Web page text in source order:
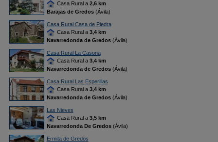
Casa Rural a 2,6 km
Barajas de Gredos(Ávila)
Casa Rural Casa de Piedra
Casa Rural a 3,4 km
Navarredonda de Gredos(Ávila)
Casa Rural La Casona
Casa Rural a 3,4 km
Navarredonda de Gredos(Ávila)
Casa Rural Las Esperillas
Casa Rural a 3,4 km
Navarredonda de Gredos(Ávila)
Las Nieves
Casa Rural a 3,5 km
Navarredonda De Gredos(Ávila)
Ermita de Gredos